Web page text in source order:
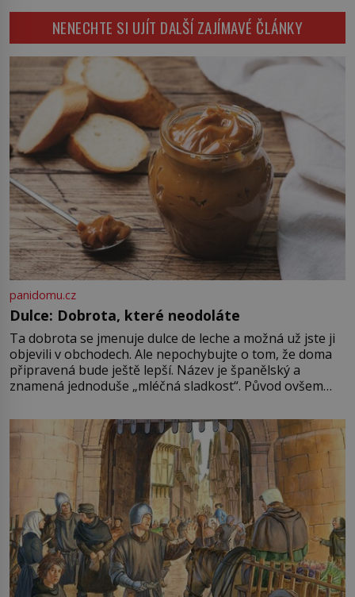
– Jižní zemi. Proč? Do jisté míry to
byl smysl pro […]
vnímat v kontextu jeho postavení i
doby, ve které žil. Máme však nyní
rozbít tuto obecně přijímanou
pravdu na padrť a prohlásit, že to
byl jen životem unavený a drogou
ovládaný muž? Marcus Aurelius byl
zastáncem stoicismu, učení, […]
NENECHTE SI UJÍT DALŠÍ ZAJÍMAVÉ ČLÁNKY
panidomu.cz
Dulce: Dobrota, které neodoláte
Ta dobrota se jmenuje dulce de leche a možná už jste ji
objevili v obchodech. Ale nepochybujte o tom, že doma
připravená bude ještě lepší. Název je španělský a
znamená jednoduše „mléčná sladkost“. Původ ovšem
pře hned několik latinskoamerických zemí a k tomu
Francie, kde se traduje,